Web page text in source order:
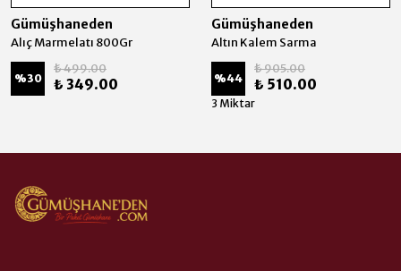
Gümüşhaneden
Alıç Marmelatı 800Gr
%30
₺ 499.00
₺ 349.00
Gümüşhaneden
Altın Kalem Sarma
%44
₺ 905.00
₺ 510.00
3 Miktar